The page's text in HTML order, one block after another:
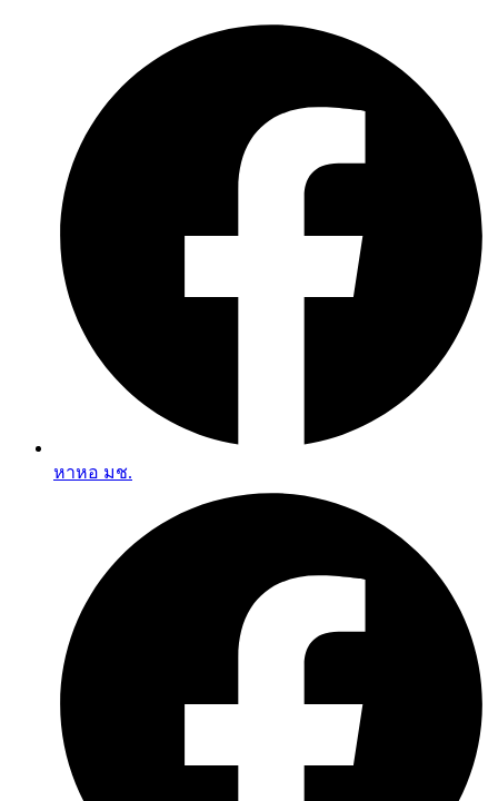
หาหอ มช.